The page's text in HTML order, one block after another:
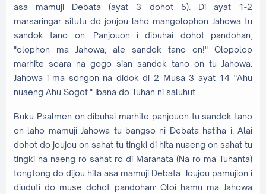
asa mamuji Debata (ayat 3 dohot 5). Di ayat 1-2
marsaringar situtu do joujou laho mangolophon Jahowa tu
sandok tano on. Panjouon i dibuhai dohot pandohan,
"olophon ma Jahowa, ale sandok tano on!" Olopolop
marhite soara na gogo sian sandok tano on tu Jahowa.
Jahowa i ma songon na didok di 2 Musa 3 ayat 14 "Ahu
nuaeng Ahu Sogot." Ibana do Tuhan ni saluhut.
Buku Psalmen on dibuhai marhite panjouon tu sandok tano
on laho mamuji Jahowa tu bangso ni Debata hatiha i. Alai
dohot do joujou on sahat tu tingki di hita nuaeng on sahat tu
tingki na naeng ro sahat ro di Maranata (Na ro ma Tuhanta)
tongtong do dijou hita asa mamuji Debata. Joujou pamujion i
diuduti do muse dohot pandohan: Oloi hamu ma Jahowa